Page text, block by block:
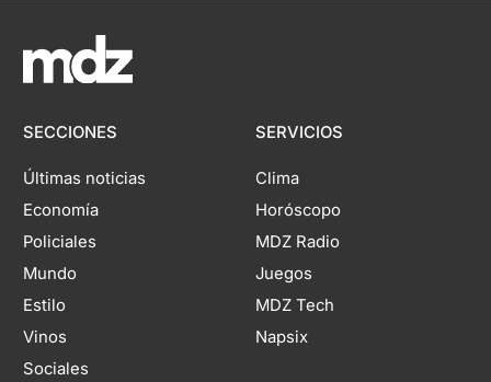
SECCIONES
Últimas noticias
Economía
Policiales
Mundo
Estilo
Vinos
Sociales
SERVICIOS
Clima
Horóscopo
MDZ Radio
Juegos
MDZ Tech
Napsix